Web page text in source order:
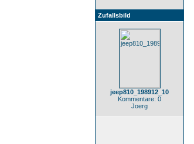
Zufallsbild
jeep810_198912_10
Kommentare: 0
Joerg